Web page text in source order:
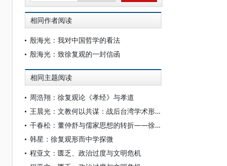
相同作者阅读
殷海光：我对中国哲学的看法
殷海光：致徐复观的一封信函
相同主题阅读
周浩翔：徐复观论《孝经》与孝道
王晨光：文教何以共谋：战后台湾学术形成的权力语境
干春松：董仲舒与儒家思想的转折——徐复观对董仲舒公羊学的探究
韩星：徐复观形而中学探微
程亚文：匮乏、政治过度与文明危机